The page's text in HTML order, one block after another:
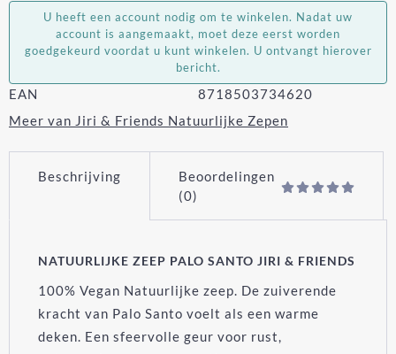
U heeft een account nodig om te winkelen. Nadat uw
account is aangemaakt, moet deze eerst worden
goedgekeurd voordat u kunt winkelen. U ontvangt hierover
bericht.
EAN
8718503734620
Meer van Jiri & Friends Natuurlijke Zepen
Beschrijving
Beoordelingen
(0)
NATUURLIJKE ZEEP PALO SANTO JIRI & FRIENDS
100% Vegan Natuurlijke zeep. De zuiverende
kracht van Palo Santo voelt als een warme
deken. Een sfeervolle geur voor rust,